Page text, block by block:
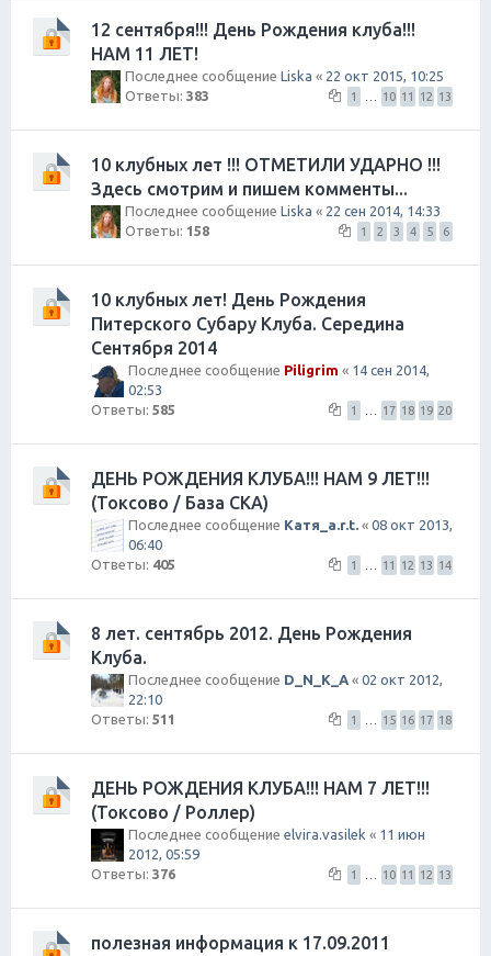
12 сентября!!! День Рождения клуба!!!
НАМ 11 ЛЕТ!
Последнее сообщение Liska « 22 окт 2015, 10:25
Ответы: 383 1 10 11 12 13
10 клубных лет !!! ОТМЕТИЛИ УДАРНО !!!
Здесь смотрим и пишем комменты...
Последнее сообщение Liska « 22 сен 2014, 14:33
Ответы: 158 1 2 3 4 5 6
10 клубных лет! День Рождения
Питерского Субару Клуба. Середина
Сентября 2014
Последнее сообщение Piligrim « 14 сен 2014,
02:53
Ответы: 585 1 17 18 19 20
ДЕНЬ РОЖДЕНИЯ КЛУБА!!! НАМ 9 ЛЕТ!!!
(Токсово / База СКА)
Последнее сообщение Катя_a.r.t. « 08 окт 2013,
06:40
Ответы: 405 1 11 12 13 14
8 лет. сентябрь 2012. День Рождения
Клуба.
Последнее сообщение D_N_K_A « 02 окт 2012,
22:10
Ответы: 511 1 15 16 17 18
ДЕНЬ РОЖДЕНИЯ КЛУБА!!! НАМ 7 ЛЕТ!!!
(Токсово / Роллер)
Последнее сообщение elvira.vasilek « 11 июн
2012, 05:59
Ответы: 376 1 … 10 11 12 13
полезная информация к 17.09.2011